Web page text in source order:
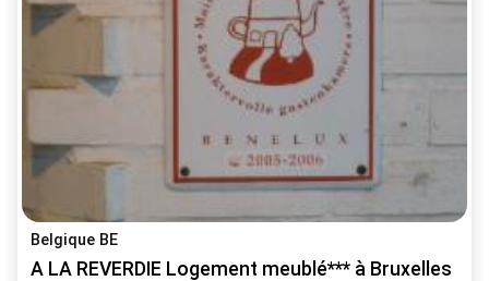
Belgique BE
A LA REVERDIE Logement meublé*** à Bruxelles